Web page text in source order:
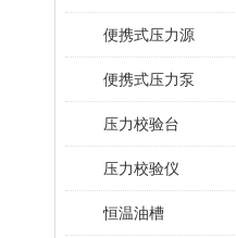
便携式压力源
便携式压力泵
压力校验台
压力校验仪
恒温油槽